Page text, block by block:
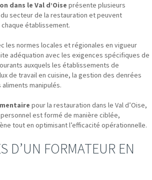
dans le Val d’Oise présente plusieurs
secteur de la restauration et peuvent
établissement.
les normes locales et régionales en vigueur
adéquation avec les exigences spécifiques de
auxquels les établissements de
de travail en cuisine, la gestion des denrées
manipulés.
pour la restauration dans le Val d’Oise,
est formé de manière ciblée,
tout en optimisant l’efficacité opérationnelle.
D’UN FORMATEUR EN